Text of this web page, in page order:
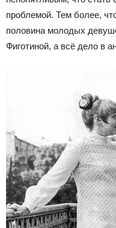
проблемой. Тем более,
половина молодых
Фиготиной, а всё дело в